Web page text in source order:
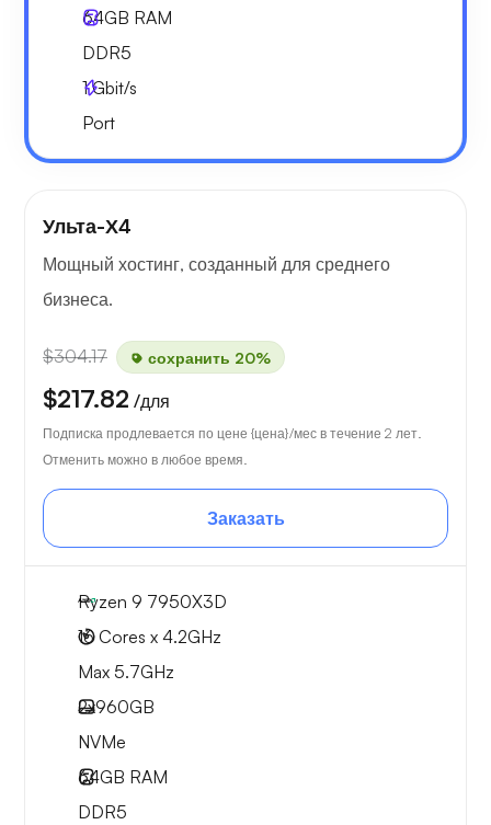
64GB RAM
DDR5
1Gbit/s
Port
Ульта-Х4
Мощный хостинг, созданный для среднего
бизнеса.
$304.17 сохранить 20%
$217.82 /для
Подписка продлевается по цене {цена}/мес в течение 2 лет.
Отменить можно в любое время.
Заказать
Ryzen 9 7950X3D
16 Cores x 4.2GHz
Max 5.7GHz
2x960GB
NVMe
64GB RAM
DDR5